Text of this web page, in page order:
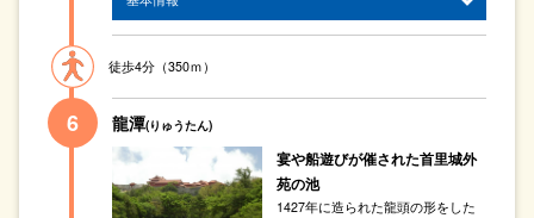
徒歩4分（350ｍ）
龍潭(りゅうたん)
宴や船遊びが催された首里城外
苑の池
1427年に造られた龍頭の形をした